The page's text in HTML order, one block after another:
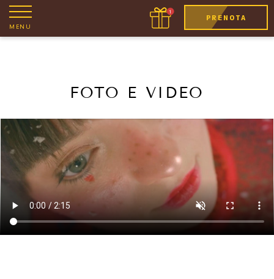
MENU
PRENOTA
FOTO E VIDEO